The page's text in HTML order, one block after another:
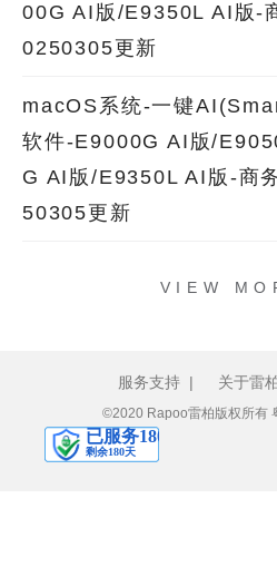
00G AI版/E9350L AI版-
0250305更新
macOS系统-一键
软件-E9000G AI版/
G AI版/E9350L AI版-商
50305更新
VIEW
服务支持 | 关于雷
©2020 Rapoo雷柏版权所有